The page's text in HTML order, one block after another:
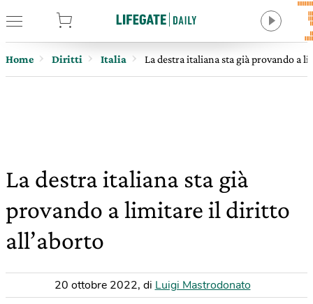
Home Diritti Italia La destra italiana sta già provando a
La destra italiana sta già
provando a limitare il diritto
all’aborto
20 ottobre 2022, di Luigi Mastrodonato